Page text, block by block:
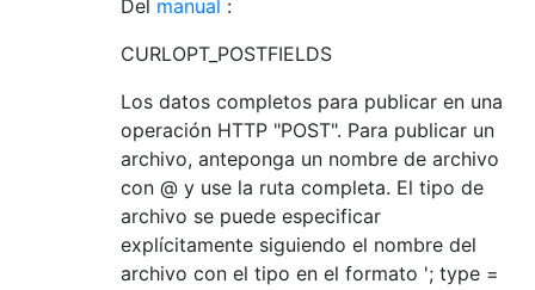
Del manual :
CURLOPT_POSTFIELDS
Los datos completos para publicar en una
operación HTTP "POST". Para publicar un
archivo, anteponga un nombre de archivo
con @ y use la ruta completa. El tipo de
archivo se puede especificar
explícitamente siguiendo el nombre del
archivo con el tipo en el formato '; type =